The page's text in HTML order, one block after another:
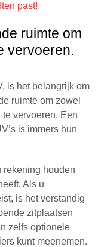
past!
ruimte om
vervoeren.
is het belangrijk om
ruimte om zowel
vervoeren. Een
is immers hun
rekening houden
Als u
is het verstandig
zitplaatsen
zelfs optionele
kunt meenemen.